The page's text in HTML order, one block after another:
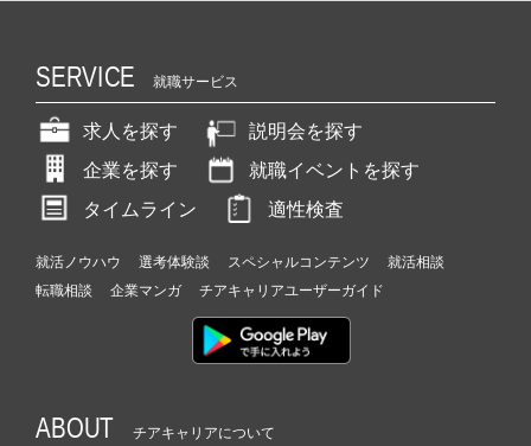
SERVICE 就職サービス
求人を探す
説明会を探す
企業を探す
就職イベントを探す
タイムライン
適性検査
就活ノウハウ 選考体験談 スペシャルコンテンツ
就活相談
転職相談
企業マンガ チアキャリアユーザーガイド
ABOUT チアキャリアについて